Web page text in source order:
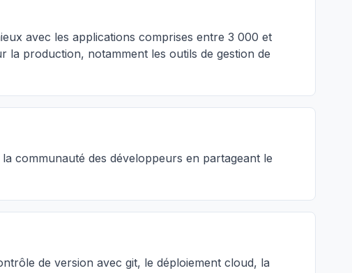
avec les applications comprises entre 3 000 et
la production, notamment les outils de gestion de
communauté des développeurs en partageant le
de version avec git, le déploiement cloud, la